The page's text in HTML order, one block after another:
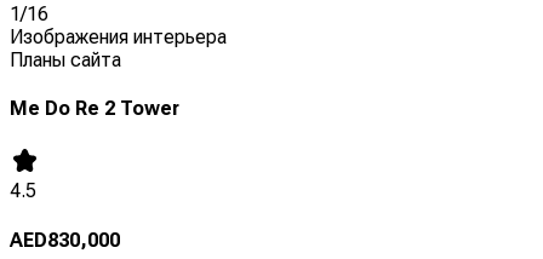
1/16
Изображения интерьера
Планы сайта
Me Do Re 2 Tower
4.5
AED830,000